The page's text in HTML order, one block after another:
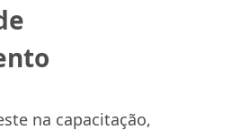
na capacitação,